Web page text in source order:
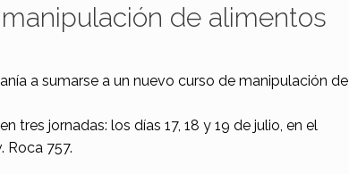
de alimentos
a sumarse a un nuevo curso de manipulación de
tres jornadas: los días 17, 18 y 19 de julio, en el
Roca 757.